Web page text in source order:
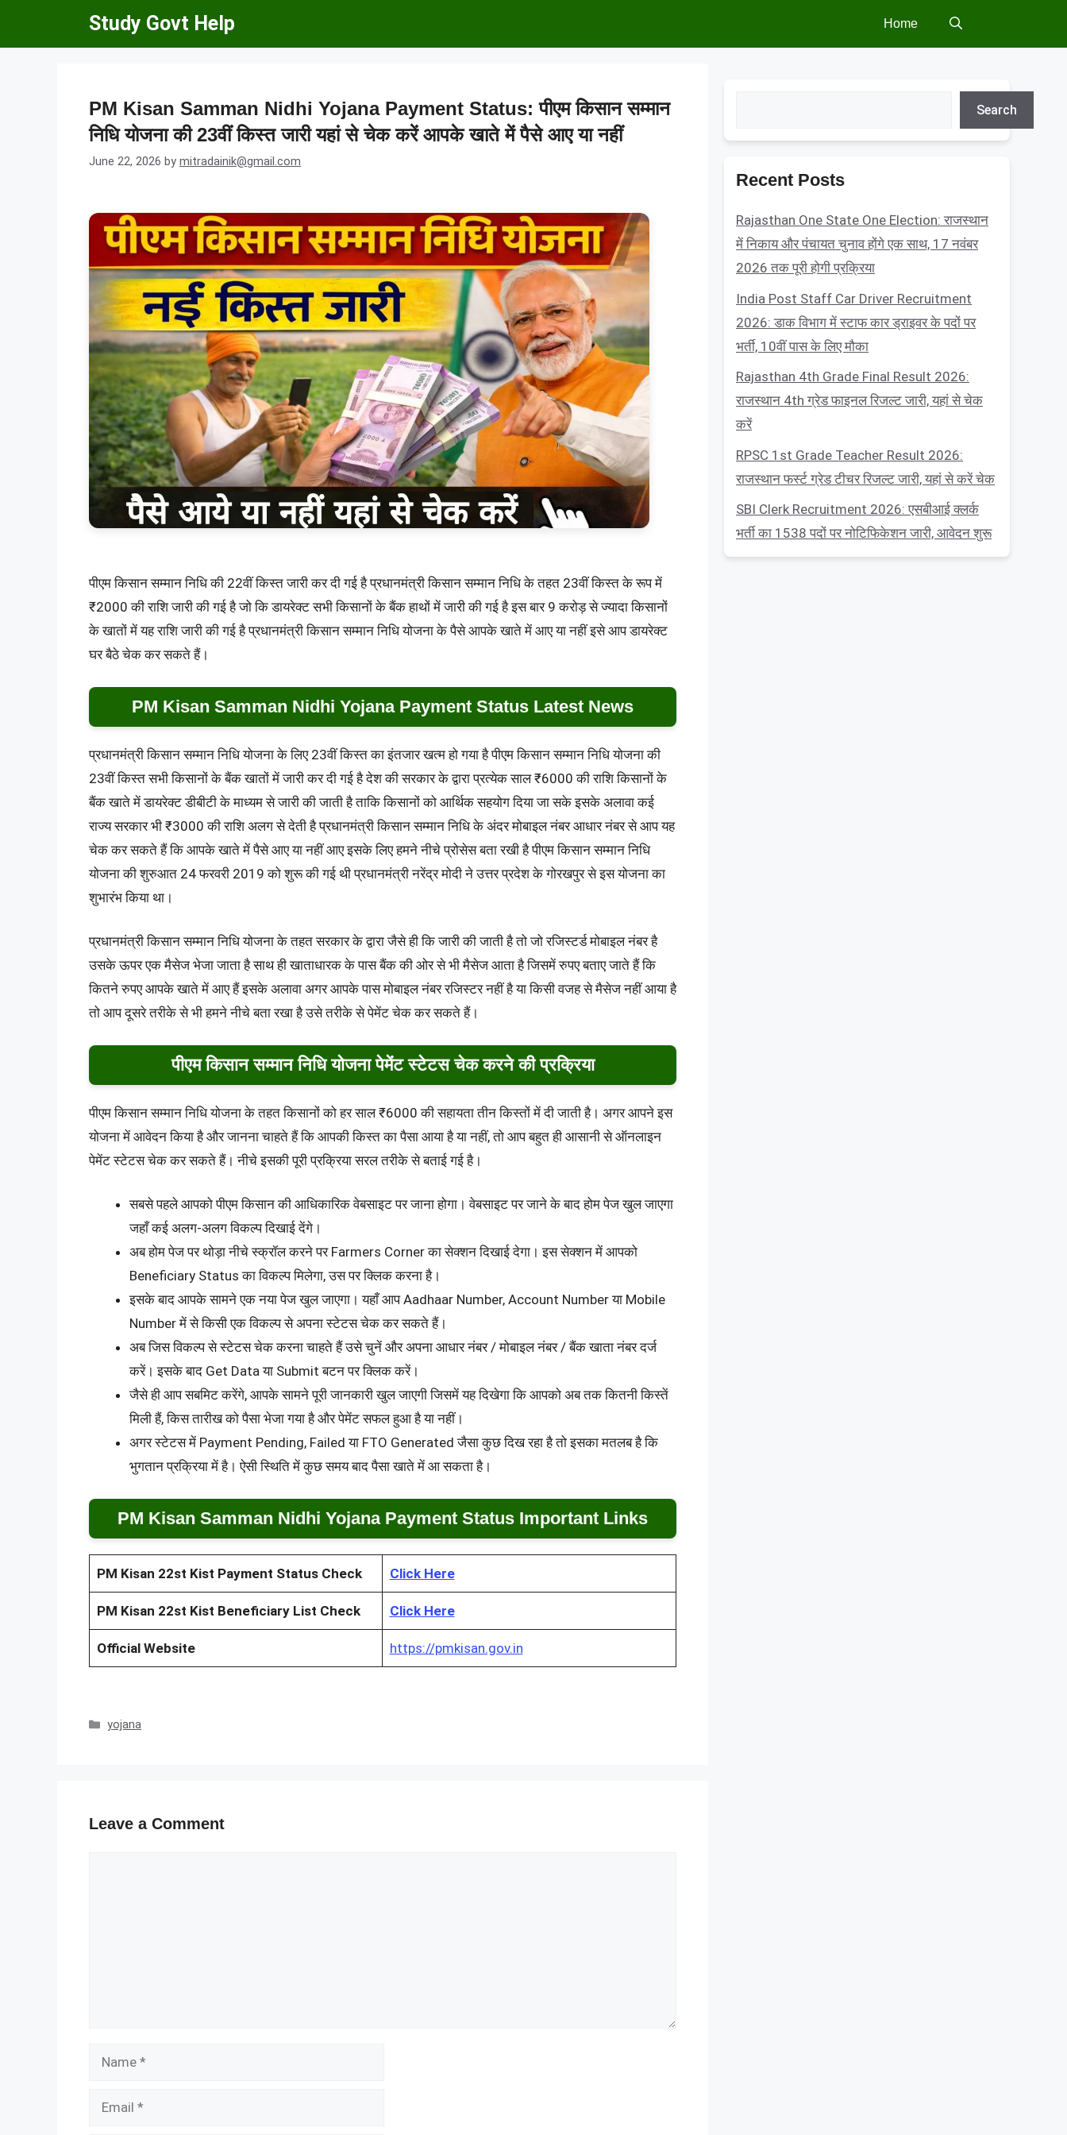
Study Govt Help Home
PM Kisan Samman Nidhi Yojana Payment Status: पीएम किसान सम्मान
निधि योजना की 23वीं किस्त जारी यहां से चेक करें आपके खाते में पैसे आए या नहीं
June 22, 2026 by mitradainik@gmail.com
पीएम किसान सम्मान निधि की 22वीं किस्त जारी कर दी गई है प्रधानमंत्री किसान सम्मान निधि के तहत 23वीं किस्त के रूप में
₹2000 की राशि जारी की गई है जो कि डायरेक्ट सभी किसानों के बैंक हाथों में जारी की गई है इस बार 9 करोड़ से ज्यादा किसानों
के खातों में यह राशि जारी की गई है प्रधानमंत्री किसान सम्मान निधि योजना के पैसे आपके खाते में आए या नहीं इसे आप डायरेक्ट
घर बैठे चेक कर सकते हैं।
PM Kisan Samman Nidhi Yojana Payment Status Latest News
प्रधानमंत्री किसान सम्मान निधि योजना के लिए 23वीं किस्त का इंतजार खत्म हो गया है पीएम किसान सम्मान निधि योजना की
23वीं किस्त सभी किसानों के बैंक खातों में जारी कर दी गई है देश की सरकार के द्वारा प्रत्येक साल ₹6000 की राशि किसानों के
बैंक खाते में डायरेक्ट डीबीटी के माध्यम से जारी की जाती है ताकि किसानों को आर्थिक सहयोग दिया जा सके इसके अलावा कई
राज्य सरकार भी ₹3000 की राशि अलग से देती है प्रधानमंत्री किसान सम्मान निधि के अंदर मोबाइल नंबर आधार नंबर से आप यह
चेक कर सकते हैं कि आपके खाते में पैसे आए या नहीं आए इसके लिए हमने नीचे प्रोसेस बता रखी है पीएम किसान सम्मान निधि
योजना की शुरुआत 24 फरवरी 2019 को शुरू की गई थी प्रधानमंत्री नरेंद्र मोदी ने उत्तर प्रदेश के गोरखपुर से इस योजना का
शुभारंभ किया था।
प्रधानमंत्री किसान सम्मान निधि योजना के तहत सरकार के द्वारा जैसे ही कि जारी की जाती है तो जो रजिस्टर्ड मोबाइल नंबर है
उसके ऊपर एक मैसेज भेजा जाता है साथ ही खाताधारक के पास बैंक की ओर से भी मैसेज आता है जिसमें रुपए बताए जाते हैं कि
कितने रुपए आपके खाते में आए हैं इसके अलावा अगर आपके पास मोबाइल नंबर रजिस्टर नहीं है या किसी वजह से मैसेज नहीं आया है
तो आप दूसरे तरीके से भी हमने नीचे बता रखा है उसे तरीके से पेमेंट चेक कर सकते हैं।
पीएम किसान सम्मान निधि योजना पेमेंट स्टेटस चेक करने की प्रक्रिया
पीएम किसान सम्मान निधि योजना के तहत किसानों को हर साल ₹6000 की सहायता तीन किस्तों में दी जाती है। अगर आपने इस
योजना में आवेदन किया है और जानना चाहते हैं कि आपकी किस्त का पैसा आया है या नहीं, तो आप बहुत ही आसानी से ऑनलाइन
पेमेंट स्टेटस चेक कर सकते हैं। नीचे इसकी पूरी प्रक्रिया सरल तरीके से बताई गई है।
सबसे पहले आपको पीएम किसान की आधिकारिक वेबसाइट पर जाना होगा। वेबसाइट पर जाने के बाद होम पेज खुल जाएगा
जहाँ कई अलग-अलग विकल्प दिखाई देंगे।
अब होम पेज पर थोड़ा नीचे स्क्रॉल करने पर Farmers Corner का सेक्शन दिखाई देगा। इस सेक्शन में आपको
Beneficiary Status का विकल्प मिलेगा, उस पर क्लिक करना है।
इसके बाद आपके सामने एक नया पेज खुल जाएगा। यहाँ आप Aadhaar Number, Account Number या Mobile
Number में से किसी एक विकल्प से अपना स्टेटस चेक कर सकते हैं।
अब जिस विकल्प से स्टेटस चेक करना चाहते हैं उसे चुनें और अपना आधार नंबर / मोबाइल नंबर / बैंक खाता नंबर दर्ज
करें। इसके बाद Get Data या Submit बटन पर क्लिक करें।
जैसे ही आप सबमिट करेंगे, आपके सामने पूरी जानकारी खुल जाएगी जिसमें यह दिखेगा कि आपको अब तक कितनी किस्तें
मिली हैं, किस तारीख को पैसा भेजा गया है और पेमेंट सफल हुआ है या नहीं।
अगर स्टेटस में Payment Pending, Failed या FTO Generated जैसा कुछ दिख रहा है तो इसका मतलब है कि
भुगतान प्रक्रिया में है। ऐसी स्थिति में कुछ समय बाद पैसा खाते में आ सकता है।
PM Kisan Samman Nidhi Yojana Payment Status Important Links
PM Kisan 22st Kist Payment Status Check Click Here
PM Kisan 22st Kist Beneficiary List Check Click Here
Official Website https://pmkisan.gov.in
Categories
yojana
Leave a Comment
Name
Email
Search
Recent Posts
Rajasthan One State One Election: राजस्थान
में निकाय और पंचायत चुनाव होंगे एक साथ, 17 नवंबर
2026 तक पूरी होगी प्रक्रिया
India Post Staff Car Driver Recruitment
2026: डाक विभाग में स्टाफ कार ड्राइवर के पदों पर
भर्ती, 10वीं पास के लिए मौका
Rajasthan 4th Grade Final Result 2026:
राजस्थान 4th ग्रेड फाइनल रिजल्ट जारी, यहां से चेक
करें
RPSC 1st Grade Teacher Result 2026:
राजस्थान फर्स्ट ग्रेड टीचर रिजल्ट जारी, यहां से करें चेक
SBI Clerk Recruitment 2026: एसबीआई क्लर्क
भर्ती का 1538 पदों पर नोटिफिकेशन जारी, आवेदन शुरू